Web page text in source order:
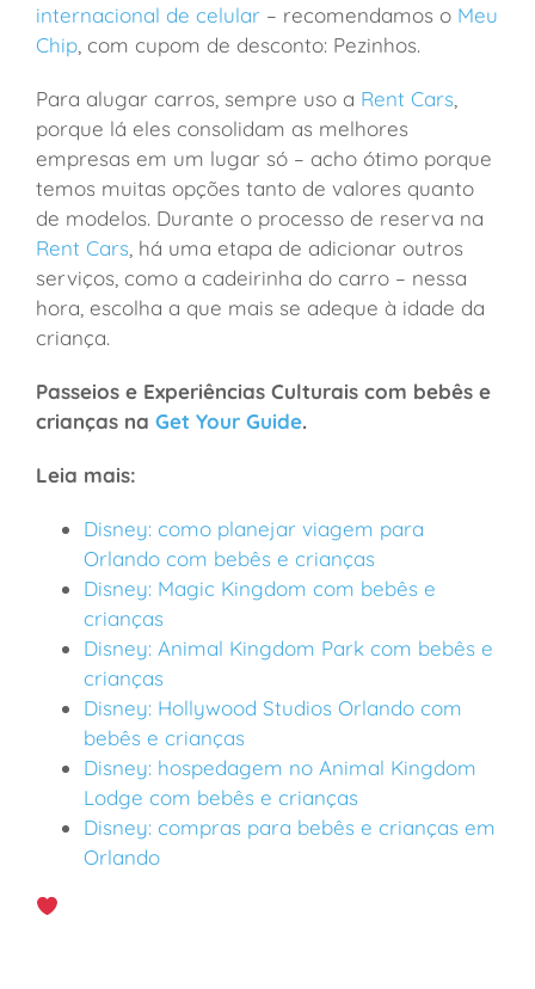
internacional de celular– recomendamos o Meu
Chip, com cupom de desconto: Pezinhos.
Para alugar carros, sempre uso a Rent Cars,
porque lá eles consolidam as melhores
empresas em um lugar só – acho ótimo porque
temos muitas opções tanto de valores quanto
de modelos. Durante o processo de reserva na
Rent Cars, há uma etapa de adicionar outros
serviços, como a cadeirinha do carro – nessa
hora, escolha a que mais se adeque à idade da
criança.
Passeios e Experiências Culturais com bebês e
crianças na Get Your Guide.
Leia mais:
Disney: como planejar viagem para
Orlando com bebês e crianças
Disney: Magic Kingdom com bebês e
crianças
Disney: Animal Kingdom Park com bebês e
crianças
Disney: Hollywood Studios Orlando com
bebês e crianças
Disney: hospedagem no Animal Kingdom
Lodge com bebês e crianças
Disney: compras para bebês e crianças em
Orlando